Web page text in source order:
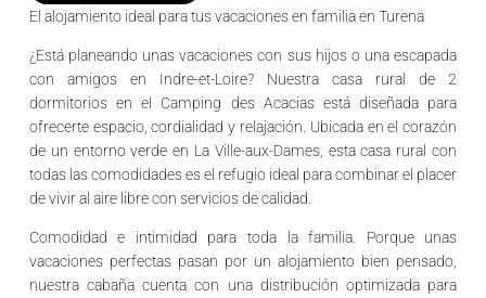
El alojamiento ideal para tus vacaciones en familia en Turena
¿Está planeando unas vacaciones con sus hijos o una escapada
con amigos en Indre-et-Loire? Nuestracasa rural de 2
dormitoriosenel Camping des Acaciasestá diseñada para
ofrecerte espacio, cordialidad y relajación. Ubicada en el corazón
de un entorno verde en La Ville-aux-Dames, esta casa rural con
todas las comodidades es el refugio ideal para combinar el placer
de vivir al aire libre con servicios de calidad.
Comodidad e intimidad para toda la familia . Porque unas
vacaciones perfectas pasan por un alojamiento bien pensado,
nuestra cabaña cuenta con una distribución optimizada para